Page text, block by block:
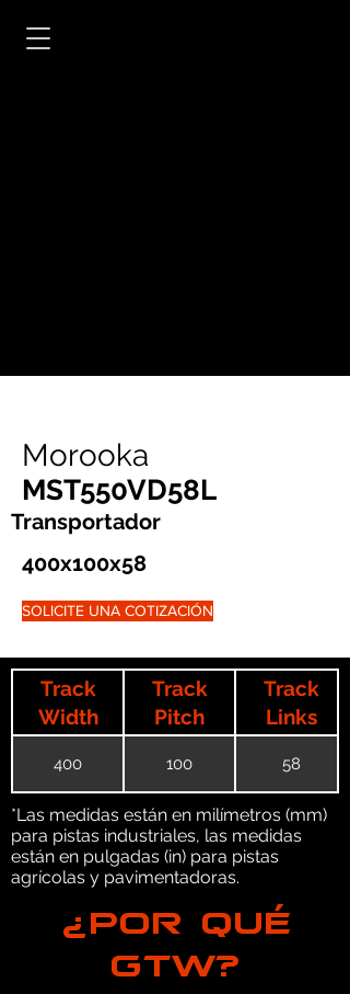
Morooka
MST550VD58L
Transportador
400x100x58
SOLICITE UNA COTIZACIÓN
Track
Width
Track
Pitch
Track
Links
400 100 58
*Las medidas están en milímetros (mm)
para pistas industriales, las medidas
están en pulgadas (in) para pistas
agrícolas y pavimentadoras.
¿POR QUÉ
GTW?